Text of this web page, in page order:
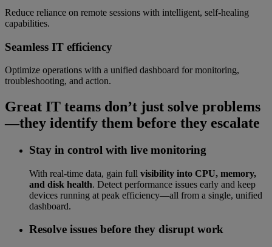
Reduce reliance on remote sessions with intelligent, self-healing
capabilities.
Seamless IT efficiency
Optimize operations with a unified dashboard for monitoring,
troubleshooting, and action.
Great IT teams don’t just solve problems
—they identify them before they escalate
Stay in control with live monitoring
With real-time data, gain full visibility into CPU, memory,
and disk health. Detect performance issues early and keep
devices running at peak efficiency—all from a single, unified
dashboard.
Resolve issues before they disrupt work